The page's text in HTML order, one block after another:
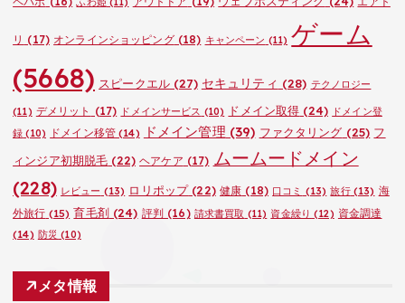
リ (17) オンラインショッピング(18) キャンペーン (11) ゲーム
(5668) スピークエル(27) セキュリティ (28) テクノロジー
(11) デメリット (17) ドメインサービス (10) ドメイン取得 (24) ドメイン登
録 (10) ドメイン移管(14) ドメイン管理 (39) ファクタリング (25) フ
ィンジア初期脱毛 (22) ヘアケア (17) ムームードメイン
(228) レビュー (13) ロリポップ(22) 健康 (18) 口コミ (13) 旅行(13) 海
外旅行 (15) 育毛剤(24) 評判 (16) 請求書買取 (11) 資金繰り (12) 資金調達
(14) 防災 (10)
メタ情報